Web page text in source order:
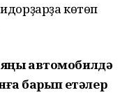
көтөп
яңы автомобилдә
барып етәлер